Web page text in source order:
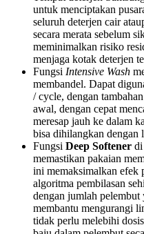
untuk menciptakan
seluruh deterjen cair
secara merata sebelum
meminimalkan risiko
menjaga kotak deterjen
Fungsi Intensive Wash
membandel. Dapat
/ cycle, dengan
awal, dengan cepat
meresap jauh ke dalam
bisa dihilangkan dengan
Fungsi Deep Softener di
memastikan pakaian
ini memaksimalkan efek
algoritma pembilasan
dengan jumlah
membantu mengurangi
tidak perlu melebihi